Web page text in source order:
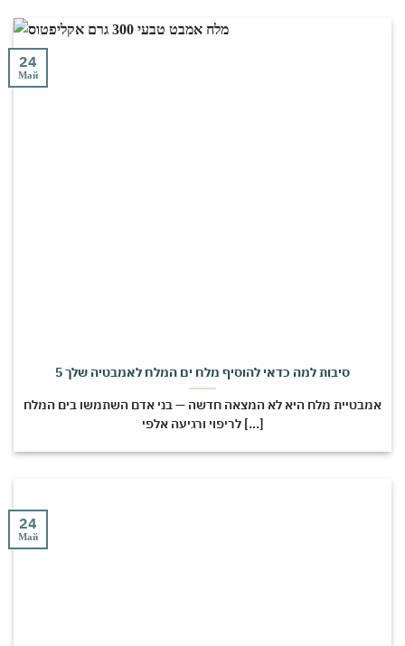
5 סיבות למה כדאי להוסיף מלח ים המלח לאמבטיה שלך
אמבטיית מלח היא לא המצאה חדשה — בני אדם השתמשו בים המלח
לריפוי ורגיעה אלפי [...]
24
Май
24
Май